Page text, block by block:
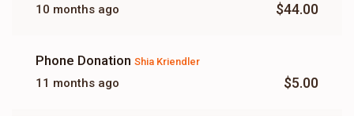
10 months ago $44.00
Phone Donation Shia Kriendler
11 months ago $5.00